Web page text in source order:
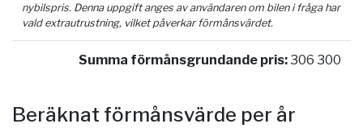
nybilspris. Denna uppgift anges av användaren om bilen i fråga har
vald extrautrustning, vilket påverkar förmånsvärdet.
Summa förmånsgrundande pris:306 300
Beräknat förmånsvärde per år